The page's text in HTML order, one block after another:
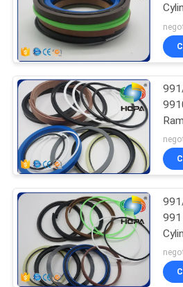
Kit commun
de joint
pièces
excavatrice